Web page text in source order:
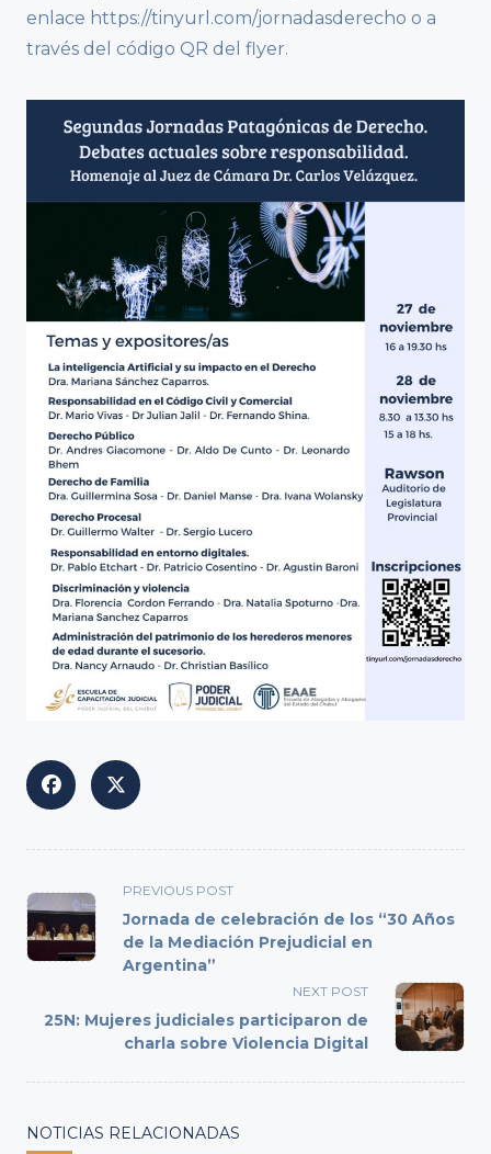
enlace https://tinyurl.com/jornadasderecho o a
través del código QR del flyer.
<span
class="nav-
subtitle
screen-
text">Page</span>
PREVIOUS POST
Jornada de celebración de los “30 Años
de la Mediación Prejudicial en
Argentina”
NEXT POST
25N: Mujeres judiciales participaron de
charla sobre Violencia Digital
NOTICIAS RELACIONADAS